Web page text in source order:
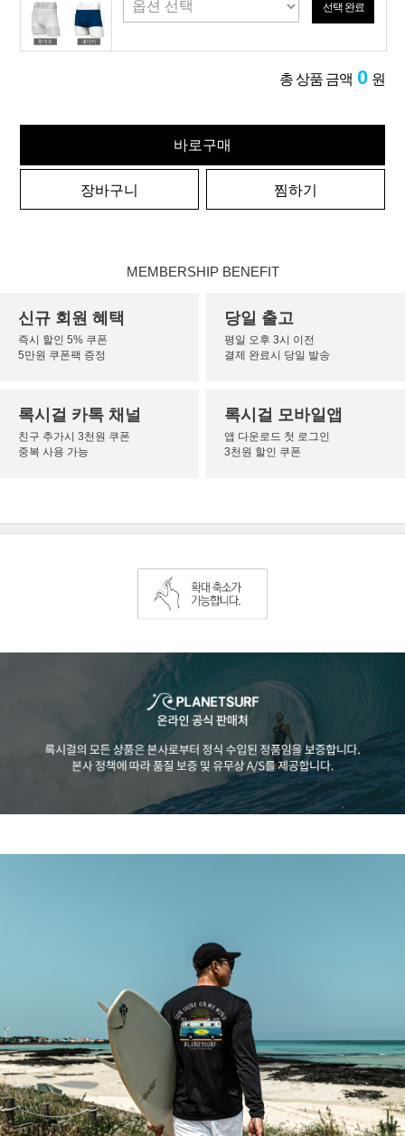
선택 완료
총 상품 금액 0 원
바로구매
장바구니 찜하기
MEMBERSHIP BENEFIT
신규 회원 혜택
즉시 할인 5% 쿠폰
5만원 쿠폰팩 증정
당일 출고
평일 오후 3시 이전
결제 완료시 당일 발송
록시걸 카톡 채널
친구 추가시 3천원 쿠폰
중복 사용 가능
록시걸 모바일앱
앱 다운로드 첫 로그인
3천원 할인 쿠폰